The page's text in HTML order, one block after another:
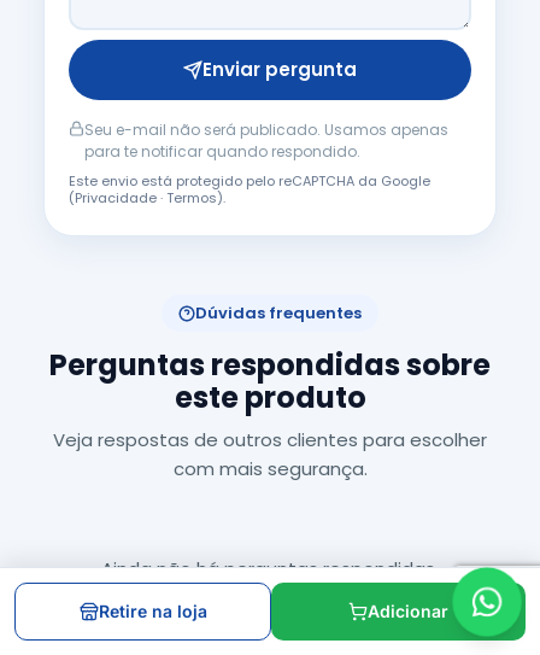
Enviar pergunta
Seu e-mail não será publicado. Usamos apenas
para te notificar quando respondido.
Este envio está protegido pelo reCAPTCHA da Google
(Privacidade·Termos).
Dúvidas frequentes
Perguntas respondidas sobre
este produto
Veja respostas de outros clientes para escolher
com mais segurança.
Ainda não há perguntas respondidas.
Retire na loja Adicionar